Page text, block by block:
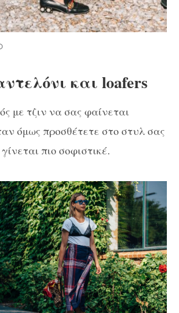
και loafers
με τζιν να σας φαίνεται
όμως προσθέτετε στο στυλ σας
πιο σοφιστικέ.